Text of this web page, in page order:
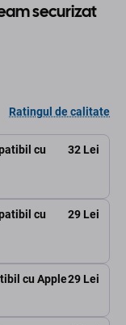
securizat
Ratingul de calitate
cu
32 Lei
cu
29 Lei
cu Apple29 Lei